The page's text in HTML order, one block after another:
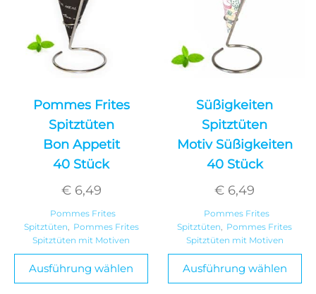
Pommes Frites
Spitztüten
Bon Appetit
40 Stück
€6,49
Pommes Frites
Spitztüten
Pommes Frites
Spitztüten mit Motiven
Ausführung wählen
Süßigkeiten
Spitztüten
Motiv Süßigkeiten
40 Stück
€ 6,49
Pommes Frites
Spitztüten
Pommes Frites
Spitztüten mit Motiven
Ausführung wählen